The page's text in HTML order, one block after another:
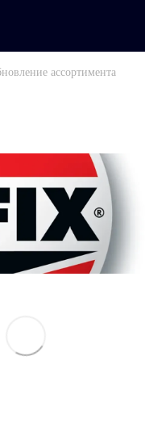
ассортимента